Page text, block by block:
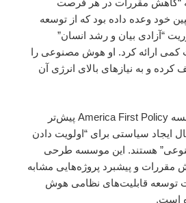
“کاهش مقررات در هر فرصت
خود وعده داده بود که از توسعه
“آزادی بیان و رشد انسان”
کمی ارائه کرد. او هوش مصنوعی را
و به نیازهای بالای انرژی آن
حامیان ترامپ در موسسه America First Policy پیش‌تر
ایجاد سیاستی برای “اولویت دادن
هستند. این موسسه طرحی
مقررات و پیشبرد پروژه‌هایی مشابه
توسعه قابلیت‌های نظامی هوش
است.